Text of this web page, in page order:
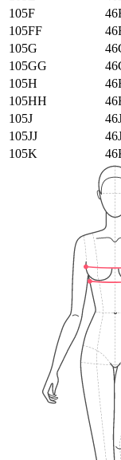
105F
105FF
105G
105GG
105H
105HH
105J
105JJ
105K